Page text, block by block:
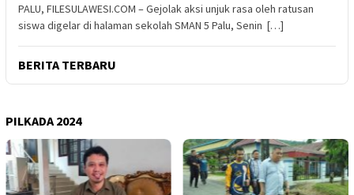
PALU, FILESULAWESI.COM – Gejolak aksi unjuk rasa oleh ratusan
siswa digelar di halaman sekolah SMAN 5 Palu, Senin […]
BERITA TERBARU
PILKADA 2024